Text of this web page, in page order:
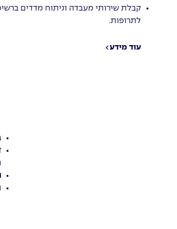
קבלת שירותי מעבדה וניתוח מדדים
לתרופות.
עוד מידע